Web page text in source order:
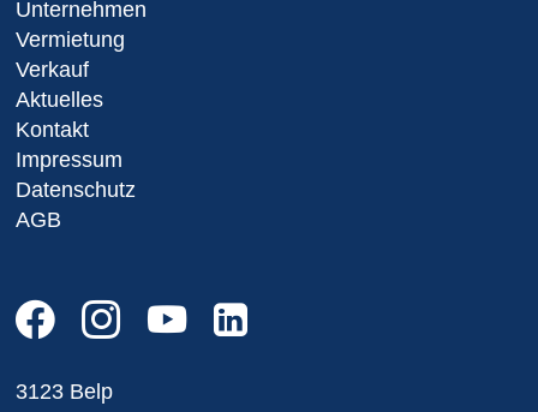
Unternehmen
Vermietung
Verkauf
Aktuelles
Kontakt
Impressum
Datenschutz
AGB
3123 Belp